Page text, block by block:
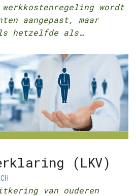
wordt
aangepast, maar
hetzelfde als…
(LKV)
van ouderen